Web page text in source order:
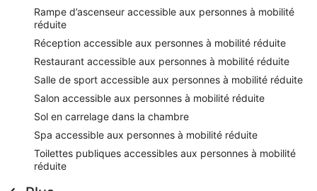
Rampe d’ascenseur accessible aux personnes à mobilité
réduite
Réception accessible aux personnes à mobilité réduite
Restaurant accessible aux personnes à mobilité réduite
Salle de sport accessible aux personnes à mobilité réduite
Salon accessible aux personnes à mobilité réduite
Sol en carrelage dans la chambre
Spa accessible aux personnes à mobilité réduite
Toilettes publiques accessibles aux personnes à mobilité
réduite